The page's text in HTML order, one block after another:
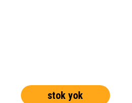
stok yok